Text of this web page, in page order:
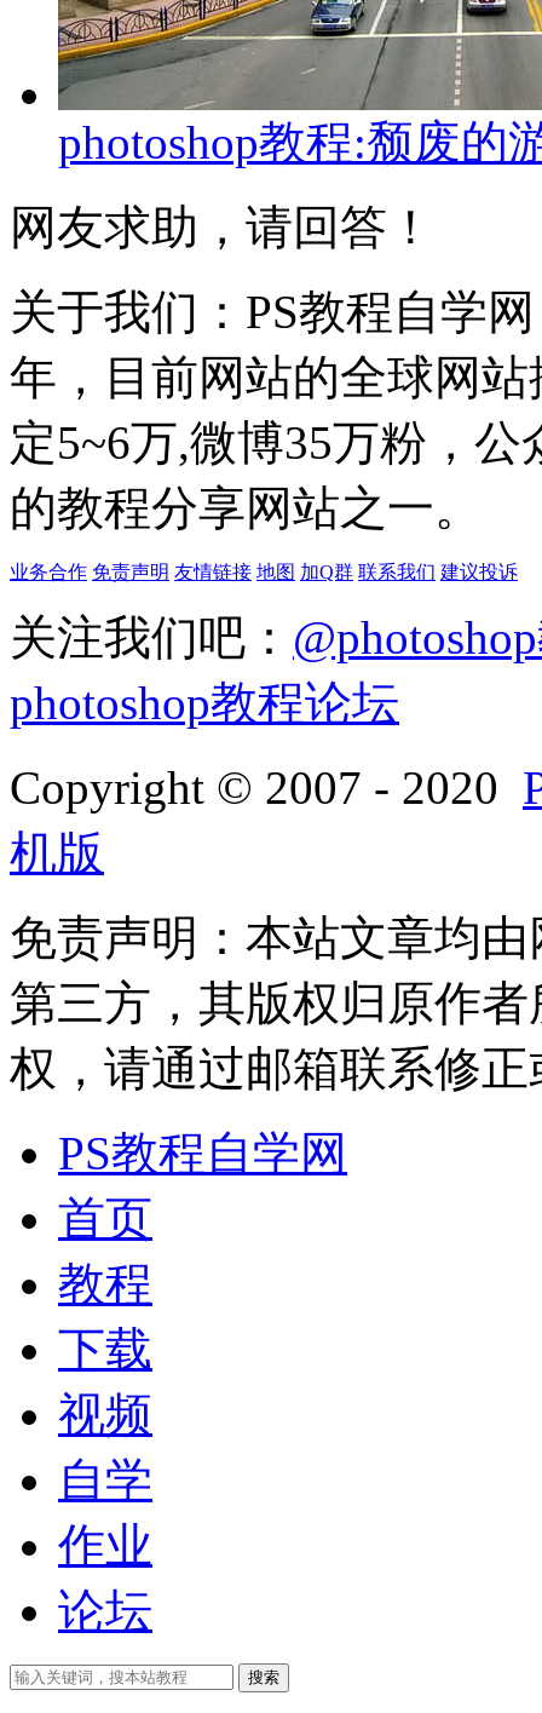
photoshop教程:颓废的
网友求助，请回答！
关于我们：PS教程自学
年，目前网站的全球网
定5~6万,微博35万粉，
的教程分享网站之一。
业务合作 免责声明 友情链接 地图 加Q群 联系我们 建议投诉
关注我们吧：
photoshop教程论坛
Copyright © 2007 - 2020
机版
免责声明：本站文章均
第三方，其版权归原作
权，请通过邮箱联系修正
PS教程自学网
首页
教程
下载
视频
自学
作业
论坛
搜索